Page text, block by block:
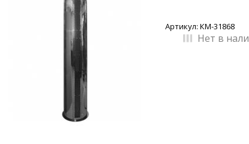
Артикул: КМ-31868
Нет в